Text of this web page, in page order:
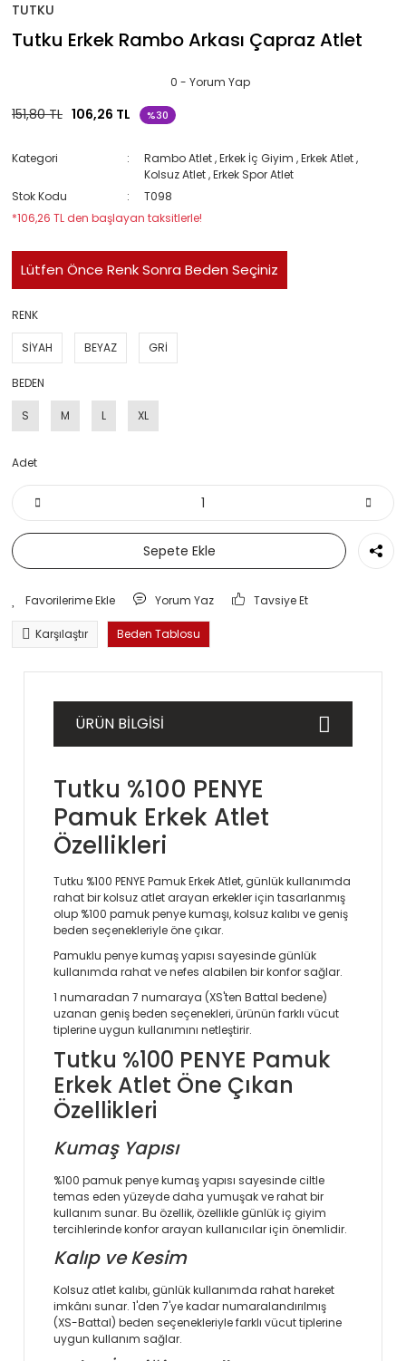
TUTKU
Tutku Erkek Rambo Arkası Çapraz Atlet
0 - Yorum Yap
151,80 TL 106,26 TL %30
Kategori Rambo Atlet ,Erkek İç Giyim ,Erkek Atlet ,
Kolsuz Atlet ,Erkek Spor Atlet
Stok Kodu
T098
*106,26 TL den başlayan taksitlerle!
Lütfen Önce Renk Sonra Beden Seçiniz
RENK
SİYAH BEYAZ GRİ
BEDEN
S M L XL
Adet
Sepete Ekle
Yorum Yaz Tavsiye Et
Karşılaştır Beden Tablosu
ÜRÜN BİLGİSİ
Tutku %100 PENYE
Pamuk Erkek Atlet
Özellikleri
Tutku %100 PENYE Pamuk Erkek Atlet, günlük kullanımda
rahat bir kolsuz atlet arayan erkekler için tasarlanmış
olup %100 pamuk penye kumaşı, kolsuz kalıbı ve geniş
beden seçenekleriyle öne çıkar.
Pamuklu penye kumaş yapısı sayesinde günlük
kullanımda rahat ve nefes alabilen bir konfor sağlar.
1 numaradan 7 numaraya (XS'ten Battal bedene)
uzanan geniş beden seçenekleri, ürünün farklı vücut
tiplerine uygun kullanımını netleştirir.
Tutku %100 PENYE Pamuk
Erkek Atlet Öne Çıkan
Özellikleri
Kumaş Yapısı
%100 pamuk penye kumaş yapısı sayesinde ciltle
temas eden yüzeyde daha yumuşak ve rahat bir
kullanım sunar. Bu özellik, özellikle günlük iç giyim
tercihlerinde konfor arayan kullanıcılar için önemlidir.
Kalıp ve Kesim
Kolsuz atlet kalıbı, günlük kullanımda rahat hareket
imkânı sunar. 1'den 7'ye kadar numaralandırılmış
(XS-Battal) beden seçenekleriyle farklı vücut tiplerine
uygun kullanım sağlar.